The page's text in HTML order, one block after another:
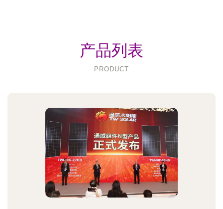
产品列表
PRODUCT